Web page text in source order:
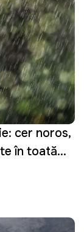
cer noros,
în toată